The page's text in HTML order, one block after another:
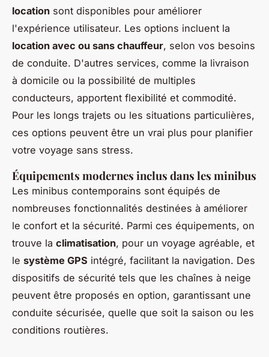
location sont disponibles pour améliorer
l'expérience utilisateur. Les options incluent la
location avec ou sans chauffeur, selon vos besoins
de conduite. D'autres services, comme la livraison
à domicile ou la possibilité de multiples
conducteurs, apportent flexibilité et commodité.
Pour les longs trajets ou les situations particulières,
ces options peuvent être un vrai plus pour planifier
votre voyage sans stress.
Équipements modernes inclus dans les minibus
Les minibus contemporains sont équipés de
nombreuses fonctionnalités destinées à améliorer
le confort et la sécurité. Parmi ces équipements, on
trouve la climatisation, pour un voyage agréable, et
le système GPS intégré, facilitant la navigation. Des
dispositifs de sécurité tels que les chaînes à neige
peuvent être proposés en option, garantissant une
conduite sécurisée, quelle que soit la saison ou les
conditions routières.